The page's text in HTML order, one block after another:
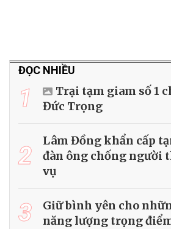
ĐỌC NHIỀU
1
Trại tạm giam số 1
Đức Trọng
2
Lâm Đồng khẩn cấp
đàn ông chống người
vụ
3
Giữ bình yên cho
năng lượng trọng